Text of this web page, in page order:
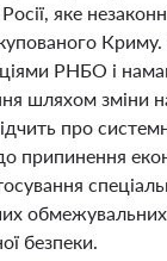
яке
РНБО і
шляхом зміни
про
припинення
безпеки.